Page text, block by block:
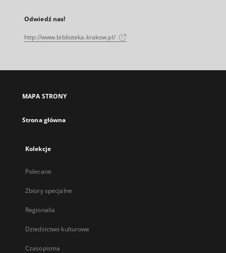
Odwiedź nas!
http://www.biblioteka.krakow.pl/
MAPA STRONY
Strona główna
Kolekcje
Polecane
Zbiory specjalne
Regionalia
Dziedzictwo kulturowe
Czasopisma